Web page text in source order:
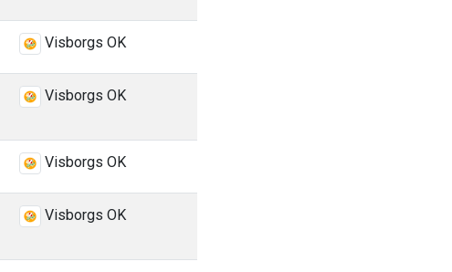
Visborgs OK
Visborgs OK
Visborgs OK
Visborgs OK